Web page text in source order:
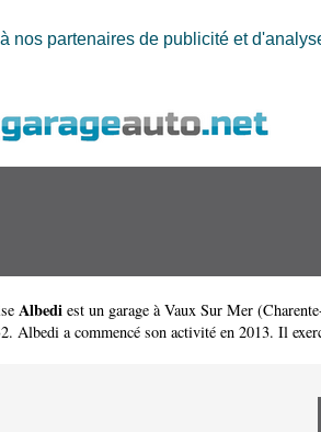
nos partenaires de publicité et
Albedi est un garage à Vaux Sur Mer (
Albedi a commencé son activité en 2013. Il